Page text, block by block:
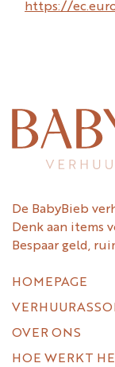
https://
De BabyBieb
Denk aan items
Bespaar geld,
HOMEPAGE
OVER ONS
HOE WERKT